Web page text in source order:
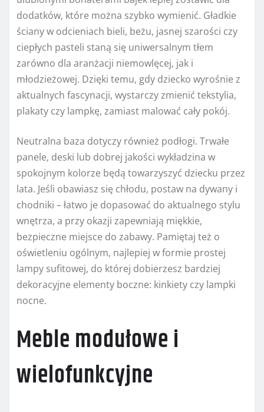
dodatków, które można szybko wymienić. Gładkie
ściany w odcieniach bieli, beżu, jasnej szarości czy
ciepłych pasteli staną się uniwersalnym tłem
zarówno dla aranżacji niemowlęcej, jak i
młodzieżowej. Dzięki temu, gdy dziecko wyrośnie z
aktualnych fascynacji, wystarczy zmienić tekstylia,
plakaty czy lampkę, zamiast malować cały pokój.
Neutralna baza dotyczy również podłogi. Trwałe
panele, deski lub dobrej jakości wykładzina w
spokojnym kolorze będą towarzyszyć dziecku przez
lata. Jeśli obawiasz się chłodu, postaw na dywany i
chodniki – łatwo je dopasować do aktualnego stylu
wnętrza, a przy okazji zapewniają miękkie,
bezpieczne miejsce do zabawy. Pamiętaj też o
oświetleniu ogólnym, najlepiej w formie prostej
lampy sufitowej, do której dobierzesz bardziej
dekoracyjne elementy boczne: kinkiety czy lampki
nocne.
Meble modułowe i
wielofunkcyjne